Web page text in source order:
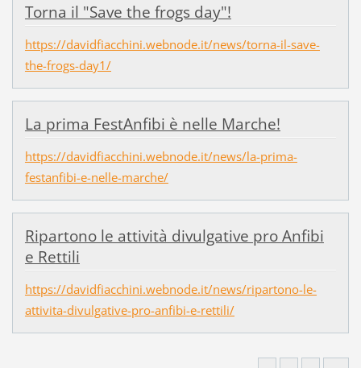
Torna il "Save the frogs day"!
https://davidfiacchini.webnode.it/news/torna-il-save-
the-frogs-day1/
La prima FestAnfibi è nelle Marche!
https://davidfiacchini.webnode.it/news/la-prima-
festanfibi-e-nelle-marche/
Ripartono le attività divulgative pro Anfibi
e Rettili
https://davidfiacchini.webnode.it/news/ripartono-le-
attivita-divulgative-pro-anfibi-e-rettili/